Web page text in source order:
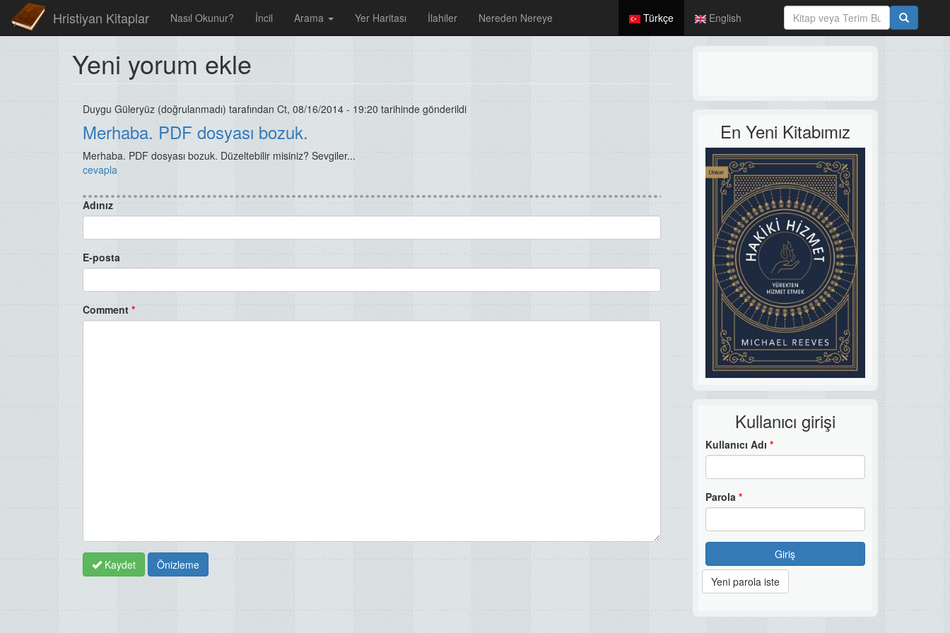
Hristiyan Kitaplar Nasıl Okunur? İncil Arama Yer Haritası İlahiler Nereden Nereye Türkçe English
En Yeni Kitabımız
Kullanıcı girişi
Kullanıcı Adı *
Parola *
Giriş
Yeni parola iste
Yeni yorum ekle
Duygu Güleryüz (doğrulanmadı) tarafından Ct, 08/16/2014 - 19:20 tarihinde gönderildi
Merhaba. PDF dosyası bozuk.
Merhaba. PDF dosyası bozuk. Düzeltebilir misiniz? Sevgiler...
cevapla
Adınız
E-posta
Comment *
Kaydet Önizleme